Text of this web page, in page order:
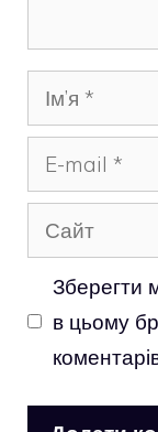
Ім’я
mail
Сайт
Зберегти
в цьому